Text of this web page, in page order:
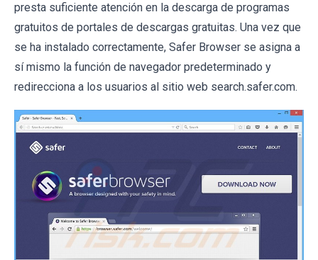
presta suficiente atención en la descarga de programas
gratuitos de portales de descargas gratuitas. Una vez que
se ha instalado correctamente, Safer Browser se asigna a
sí mismo la función de navegador predeterminado y
redirecciona a los usuarios al sitio web search.safer.com.